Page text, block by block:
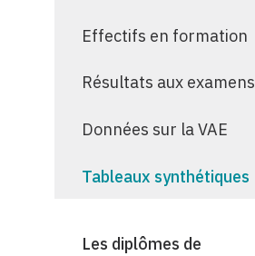
Effectifs en formation
Résultats aux examens
Données sur la VAE
Tableaux synthétiques
Les diplômes de